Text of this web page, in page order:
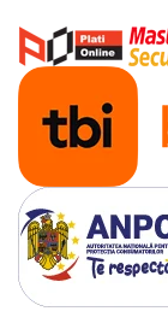
Lenjerii si huse
Mobilier camera
Monitoare video
Paturici bebe
Patut bebe
Saltele copii
Sisteme de
Imbracaminte si
Body-uri copii